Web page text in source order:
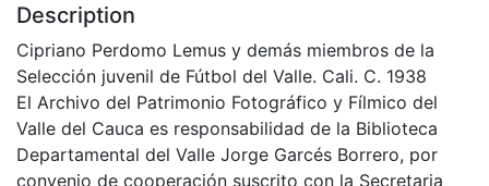
Description
Cipriano Perdomo Lemus y demás miembros de la
Selección juvenil de Fútbol del Valle. Cali. C. 1938
El Archivo del Patrimonio Fotográfico y Fílmico del
Valle del Cauca es responsabilidad de la Biblioteca
Departamental del Valle Jorge Garcés Borrero, por
convenio de cooperación suscrito con la Secretaria